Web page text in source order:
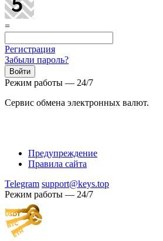
=
Регистрация
Забыли пароль?
Режим работы — 24/7
Сервис обмена электронных валют.
Предупреждение
Правила сайта
Telegram support@keys.top
Режим работы — 24/7